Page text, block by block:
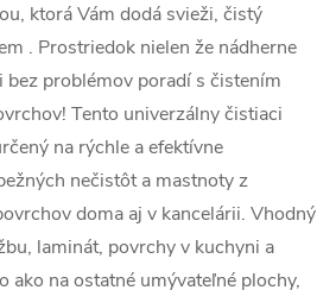
ktorá Vám dodá svieži, čistý
. Prostriedok nielen že nádherne
bez problémov poradí s čistením
Tento univerzálny čistiaci
na rýchle a efektívne
nečistôt a mastnoty z
doma aj v kancelárii. Vhodný
laminát, povrchy v kuchyni a
ako na ostatné umývateľné plochy,